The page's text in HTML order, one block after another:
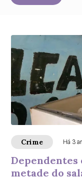
Crime Há 3
Dependentes
metade do